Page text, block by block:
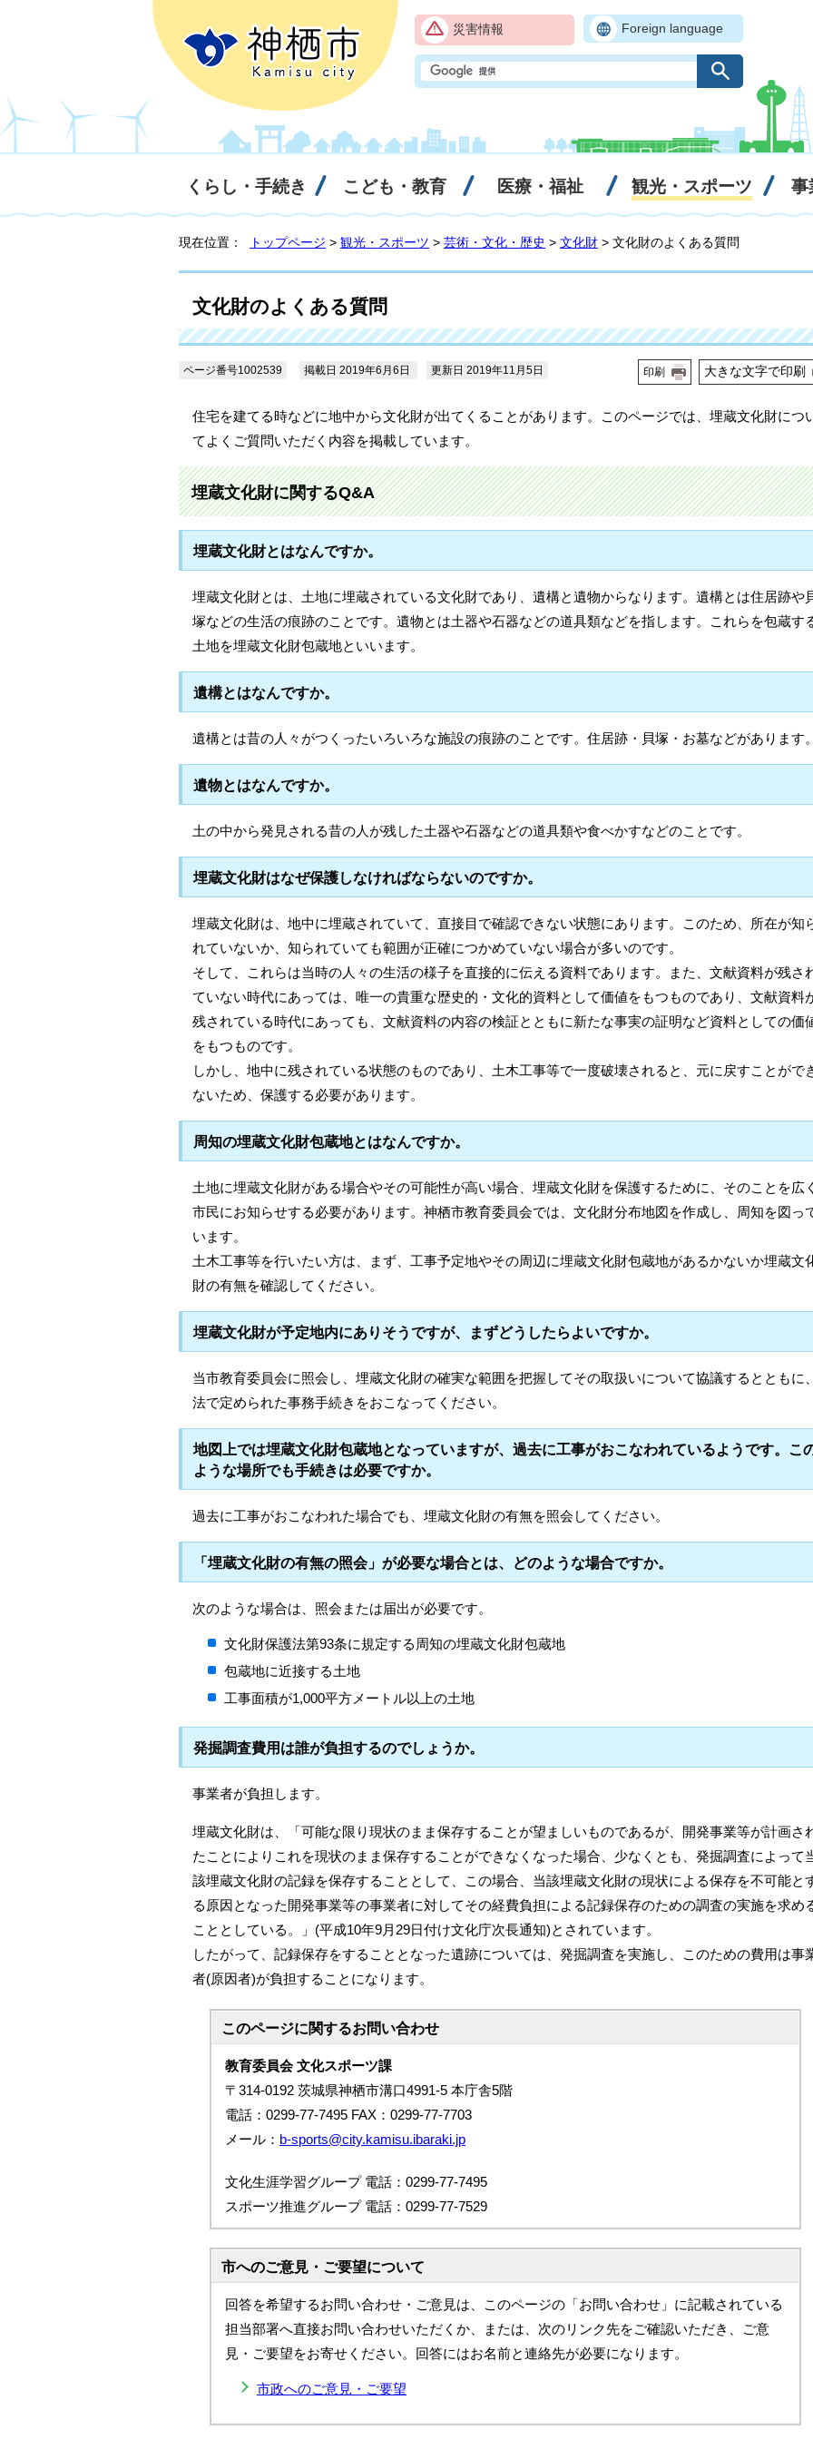
災害情報 Foreign language
くらし・手続き こども・教育 医療・福祉 観光・スポーツ 事
現在位置： トップページ > 観光・スポーツ > 芸術・文化・歴史 > 文化財 > 文化財のよくある質問
文化財のよくある質問
ページ番号1002539 掲載日 2019年6月6日 更新日 2019年11月5日 印刷 大きな文字で印刷
住宅を建てる時などに地中から文化財が出てくることがあります。このページでは、埋蔵文化財につ
てよくご質問いただく内容を掲載しています。
埋蔵文化財に関するQ&A
埋蔵文化財とはなんですか。
埋蔵文化財とは、土地に埋蔵されている文化財であり、遺構と遺物からなります。遺構とは住居跡や
塚などの生活の痕跡のことです。遺物とは土器や石器などの道具類などを指します。これらを包蔵す
土地を埋蔵文化財包蔵地といいます。
遺構とはなんですか。
遺構とは昔の人々がつくったいろいろな施設の痕跡のことです。住居跡・貝塚・お墓などがあります。
遺物とはなんですか。
土の中から発見される昔の人が残した土器や石器などの道具類や食べかすなどのことです。
埋蔵文化財はなぜ保護しなければならないのですか。
埋蔵文化財は、地中に埋蔵されていて、直接目で確認できない状態にあります。このため、所在が知
れていないか、知られていても範囲が正確につかめていない場合が多いのです。
そして、これらは当時の人々の生活の様子を直接的に伝える資料であります。また、文献資料が残さ
ていない時代にあっては、唯一の貴重な歴史的・文化的資料として価値をもつものであり、文献資料
残されている時代にあっても、文献資料の内容の検証とともに新たな事実の証明など資料としての価
をもつものです。
しかし、地中に残されている状態のものであり、土木工事等で一度破壊されると、元に戻すことがで
ないため、保護する必要があります。
周知の埋蔵文化財包蔵地とはなんですか。
土地に埋蔵文化財がある場合やその可能性が高い場合、埋蔵文化財を保護するために、そのことを広く
市民にお知らせする必要があります。神栖市教育委員会では、文化財分布地図を作成し、周知を図っ
います。
土木工事等を行いたい方は、まず、工事予定地やその周辺に埋蔵文化財包蔵地があるかないか埋蔵文
財の有無を確認してください。
埋蔵文化財が予定地内にありそうですが、まずどうしたらよいですか。
当市教育委員会に照会し、埋蔵文化財の確実な範囲を把握してその取扱いについて協議するとともに、
法で定められた事務手続きをおこなってください。
地図上では埋蔵文化財包蔵地となっていますが、過去に工事がおこなわれているようです。こ
ような場所でも手続きは必要ですか。
過去に工事がおこなわれた場合でも、埋蔵文化財の有無を照会してください。
「埋蔵文化財の有無の照会」が必要な場合とは、どのような場合ですか。
次のような場合は、照会または届出が必要です。
文化財保護法第93条に規定する周知の埋蔵文化財包蔵地
包蔵地に近接する土地
工事面積が1,000平方メートル以上の土地
発掘調査費用は誰が負担するのでしょうか。
事業者が負担します。
埋蔵文化財は、「可能な限り現状のまま保存することが望ましいものであるが、開発事業等が計画さ
たことによりこれを現状のまま保存することができなくなった場合、少なくとも、発掘調査によって
該埋蔵文化財の記録を保存することとして、この場合、当該埋蔵文化財の現状による保存を不可能と
る原因となった開発事業等の事業者に対してその経費負担による記録保存のための調査の実施を求め
こととしている。」(平成10年9月29日付け文化庁次長通知)とされています。
したがって、記録保存をすることとなった遺跡については、発掘調査を実施し、このための費用は事
者(原因者)が負担することになります。
このページに関するお問い合わせ
教育委員会 文化スポーツ課
〒314-0192 茨城県神栖市溝口4991-5 本庁舎5階
電話：0299-77-7495 FAX：0299-77-7703
メール： b-sports@city.kamisu.ibaraki.jp
文化生涯学習グループ 電話：0299-77-7495
スポーツ推進グループ 電話：0299-77-7529
市へのご意見・ご要望について
回答を希望するお問い合わせ・ご意見は、このページの「お問い合わせ」に記載されている
担当部署へ直接お問い合わせいただくか、または、次のリンク先をご確認いただき、ご意
見・ご要望をお寄せください。回答にはお名前と連絡先が必要になります。
市政へのご意見・ご要望